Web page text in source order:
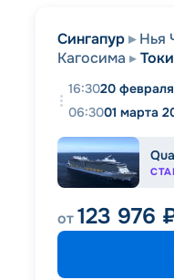
Сингапур Нья
Кагосима
16:3020
06:3001 марта
от123 976